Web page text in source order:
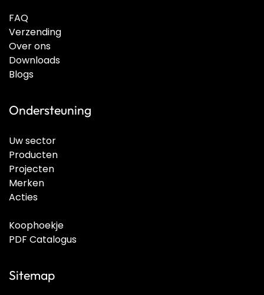
FAQ
Verzending
Over ons
Downloads
Blogs
Ondersteuning
Uw sector
Producten
Projecten
Merken
Acties
Koophoekje
PDF Catalogus
Sitemap